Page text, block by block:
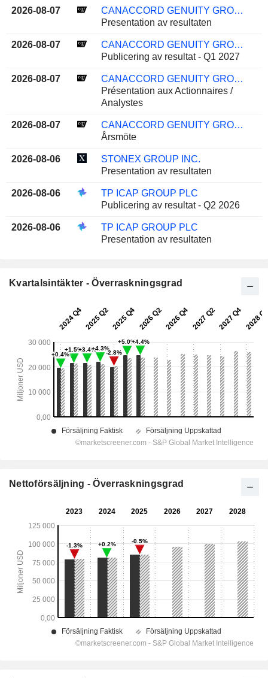
2026-08-07
CANACCORD GENUITY GROUP INC.
Presentation av resultaten
2026-08-07
CANACCORD GENUITY GROUP INC.
Publicering av resultat - Q1 2027
2026-08-07
CANACCORD GENUITY GROUP INC.
Présentation aux Actionnaires /
Analystes
2026-08-07
CANACCORD GENUITY GROUP INC.
Årsmöte
2026-08-06
STONEX GROUP INC.
Presentation av resultaten
2026-08-06
TP ICAP GROUP PLC
Publicering av resultat - Q2 2026
2026-08-06
TP ICAP GROUP PLC
Presentation av resultaten
Kvartalsintäkter - Överraskningsgrad
Nettoförsäljning - Överraskningsgrad